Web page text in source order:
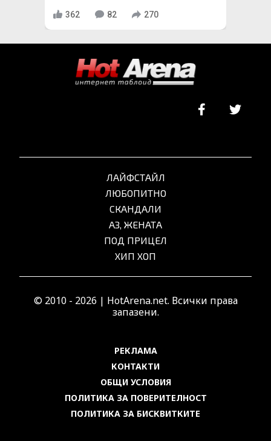
362 82 270
ЛАЙФСТАЙЛ
ЛЮБОПИТНО
СКАНДАЛИ
АЗ, ЖЕНАТА
ПОД ПРИЦЕЛ
ХИП ХОП
© 2010 - 2026 | HotArena.net. Всички права
запазени.
РЕКЛАМА
КОНТАКТИ
ОБЩИ УСЛОВИЯ
ПОЛИТИКА ЗА ПОВЕРИТЕЛНОСТ
ПОЛИТИКА ЗА БИСКВИТКИТЕ